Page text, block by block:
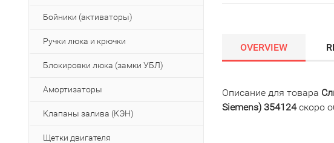
Бойники (активаторы)
Ручки люка и крючки
Блокировки люка (замки УБЛ)
Амортизаторы
Клапаны залива (КЭН)
Щетки двигателя
OVERVIEW
Описание для товара
Siemens) 354124скоро